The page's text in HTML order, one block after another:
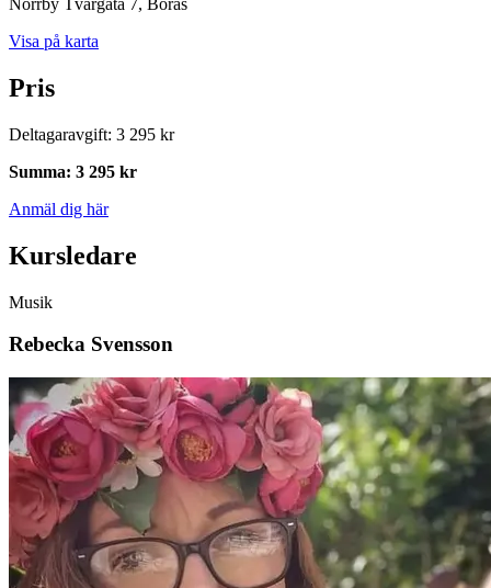
Norrby Tvärgata 7, Borås
Visa på karta
Pris
Deltagaravgift: 3 295 kr
Summa: 3 295 kr
Anmäl dig här
Kursledare
Musik
Rebecka Svensson